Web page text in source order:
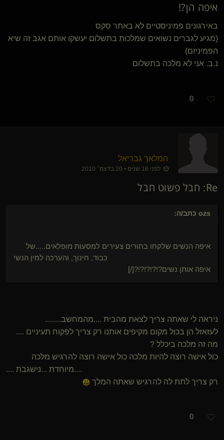
איפה הן?!
באירגונים פמיניסטיים לא באתר סקס
(מגיע לגברים נשואים שמלכות בתשלום יעשקו אותם אגב זה שיא
הפמיניזם)
נ.ב. אני לא מלכה בתשלום
0
המלאך גבריאל
לפני 16 שנים • 20 בדצמ׳ 2010
Re: חבל פשוט חבל
ozs כתב/ה:
איפה הנשים שלקחו בחורים צעירים למסעות מופלאים.....של
כבוד, חינוך, והערכה למין הנשי
איפה אותן נשים?!?!?!?!?[/]
ניראה לי שאתה צריך לצאת מהבית ....מהמחשב........
לעזאזל הן בכול מקום מקיפים אותנו רק צריך לפקוח תעיניים ....
מה זה מלכה ביכלל ?
כול אישה רוצה להיות מלכה כול אישה רוצה להרגיש מלכה
....מיוחדת ...נישגבת ....
רק צריך לתת לה להרגיש שאתה המלך
0